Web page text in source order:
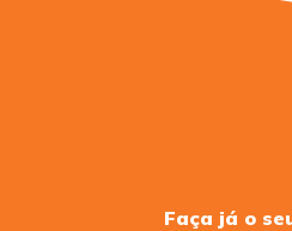
Faça já o